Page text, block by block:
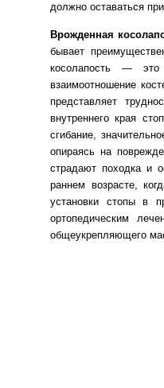
должно оставаться
Врожденная
бывает
косолапость — это
взаимоотношение
представляет
внутреннего края
сгибание,
опираясь на
страдают походка и
раннем возрасте,
установки стопы в
ортопедическим
общеукрепляющего